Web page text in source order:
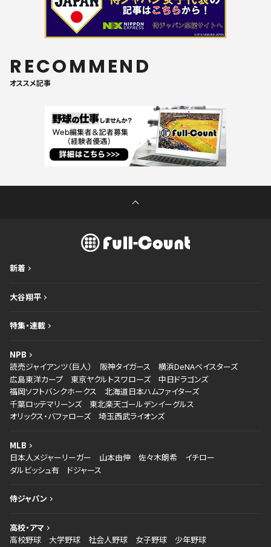
RECOMMEND
オススメ記事
新着
大谷翔平
特集・連載
NPB
読売ジャイアンツ（巨人）
阪神タイガース
横浜DeNAベイスターズ
広島東洋カープ
東京ヤクルトスワローズ
中日ドラゴンズ
福岡ソフトバンクホークス
北海道日本ハムファイターズ
千葉ロッテマリーンズ
東北楽天ゴールデンイーグルス
オリックス・バファローズ
埼玉西武ライオンズ
MLB
日本人メジャーリーガー
山本由伸 佐々木朗希
イチロー
ダルビッシュ有
ドジャース
侍ジャパン
高校・アマ
高校野球
大学野球 社会人野球 女子野球 少年野球